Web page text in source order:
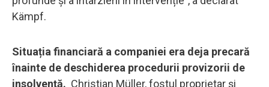
Kämpf.
Situația financiară a companiei era deja precară
înainte de deschiderea procedurii provizorii de
insolvență. Christian Müller, fostul proprietar și